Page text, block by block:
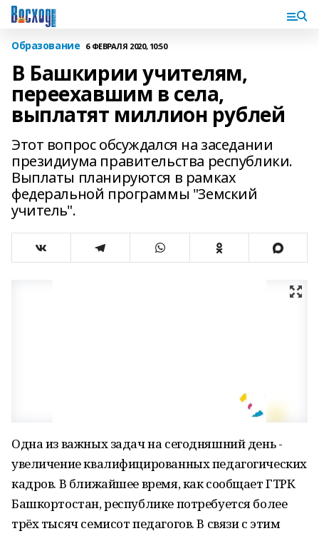
Образование 6 ФЕВРАЛЯ 2020, 10:50
В Башкирии учителям,
переехавшим в села,
выплатят миллион рублей
Этот вопрос обсуждался на заседании
президиума правительства республики.
Выплаты планируются в рамках
федеральной программы "Земский
учитель".
Одна из важных задач на сегодняшний день -
увеличение квалифицированных педагогических
кадров. В ближайшее время, как сообщает ГТРК
Башкортостан, республике потребуется более
трёх тысяч семисот педагогов. В связи с этим